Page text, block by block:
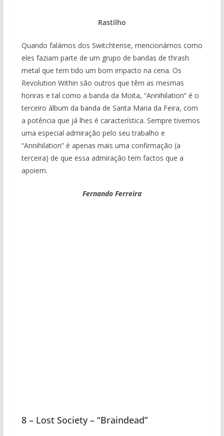
Rastilho
Quando falámos dos Switchtense, mencionámos como
eles faziam parte de um grupo de bandas de thrash
metal que tem tido um bom impacto na cena. Os
Revolution Within são outros que têm as mesmas
honras e tal como a banda da Moita, “Annihilation” é o
terceiro álbum da banda de Santa Maria da Feira, com
a potência que já lhes é característica. Sempre tivemos
uma especial admiração pelo seu trabalho e
“Annihilation” é apenas mais uma confirmação (a
terceira) de que essa admiração tem factos que a
apoiem.
Fernando Ferreira
8 – Lost Society – “Braindead”